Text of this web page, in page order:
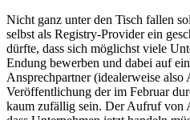
Nicht ganz unter den Tisch fallen
selbst als Registry-Provider ein
dürfte, dass sich möglichst viele
Endung bewerben und dabei auf
Ansprechpartner (idealerweise
Veröffentlichung der im Februar
kaum zufällig sein. Der Aufruf von